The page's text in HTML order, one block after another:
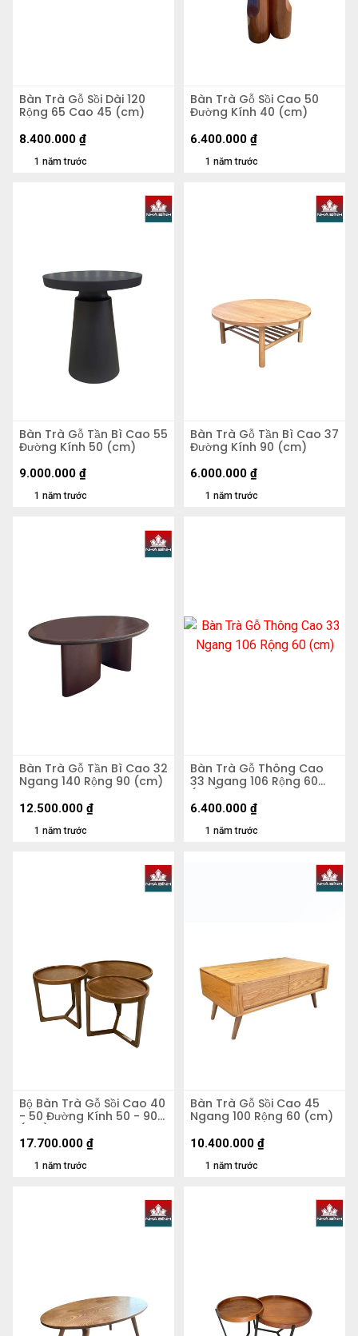
Bàn Trà Gỗ Sồi Dài 120
Rộng 65 Cao 45 (cm)
1 năm trước
8.400.000 ₫
Bàn Trà Gỗ Sồi Cao 50
Đường Kính 40 (cm)
1 năm trước
6.400.000 ₫
Bàn Trà Gỗ Tần Bì Cao 55
Đường Kính 50 (cm)
1 năm trước
9.000.000 ₫
Bàn Trà Gỗ Tần Bì Cao 37
Đường Kính 90 (cm)
1 năm trước
6.000.000 ₫
Bàn Trà Gỗ Tần Bì Cao 32
Ngang 140 Rộng 90 (cm)
1 năm trước
12.500.000 ₫
Bàn Trà Gỗ Thông Cao
33 Ngang 106 Rộng 60
(cm)
1 năm trước
6.400.000 ₫
Bộ Bàn Trà Gỗ Sồi Cao 40
- 50 Đường Kính 50 - 90
(cm)
1 năm trước
17.700.000 ₫
Bàn Trà Gỗ Sồi Cao 45
Ngang 100 Rộng 60 (cm)
1 năm trước
10.400.000 ₫